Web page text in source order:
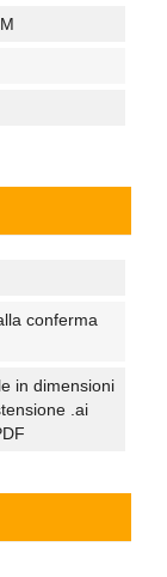
conferma
in dimensioni
.ai